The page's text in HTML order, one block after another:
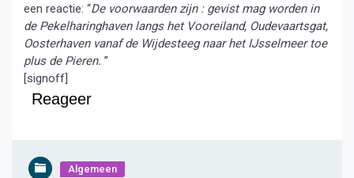
een reactie: “De voorwaarden zijn : gevist mag worden in
de Pekelharinghaven langs het Vooreiland, Oudevaartsgat,
Oosterhaven vanaf de Wijdesteeg naar het IJsselmeer toe
plus de Pieren. ”
[signoff]
Reageer
Algemeen